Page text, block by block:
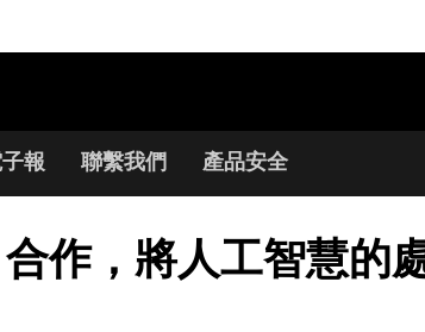
報 聯繫我們 產品安全
作，將人工智慧的